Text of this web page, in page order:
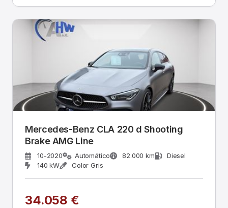
Mercedes-Benz CLA 220 d Shooting
Brake AMG Line
10-2020 Automático 82.000 km
Diesel
140 kW
Color Gris
34.058 €